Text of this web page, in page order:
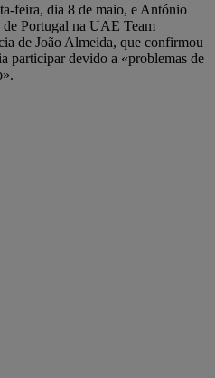
feira, dia 8 de maio, e António
de Portugal na UAE Team
de João Almeida, que confirmou
participar devido a «problemas de